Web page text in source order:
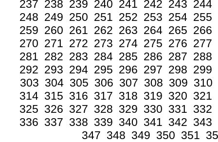
237 238 239 240 241 242 243 244
248 249 250 251 252 253 254 255
259 260 261 262 263 264 265 266
270 271 272 273 274 275 276 277
281 282 283 284 285 286 287 288
292 293 294 295 296 297 298 299
303 304 305 306 307 308 309 310
314 315 316 317 318 319 320 321
325 326 327 328 329 330 331 332
336 337 338 339 340 341 342 343
347 348 349 350 351